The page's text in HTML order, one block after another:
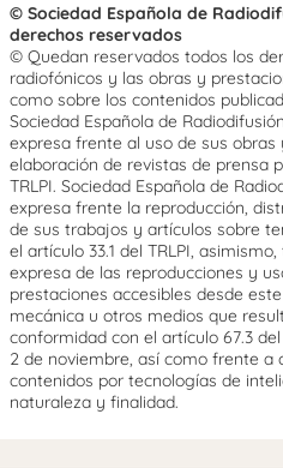
© Sociedad Española de
derechos reservados
© Quedan reservados todos los
radiofónicos y las obras y
como sobre los contenidos
Sociedad Española de
expresa frente al uso de sus
elaboración de revistas de prensa
TRLPI. Sociedad Española de
expresa frente la reproducción,
de sus trabajos y artículos sobre
el artículo 33.1 del TRLPI,
expresa de las reproducciones y
prestaciones accesibles desde
mecánica u otros medios que
conformidad con el artículo 67.3
2 de noviembre, así como frente a
contenidos por tecnologías de
naturaleza y finalidad.